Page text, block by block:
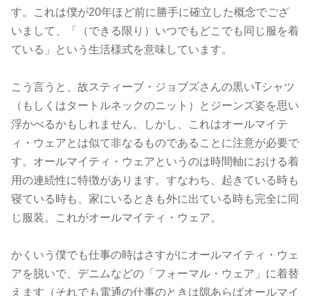
す。これは僕が20年ほど前に勝手に確立した概念でござ
いまして、「（できる限り）いつでもどこでも同じ服を着
ている」という生活様式を意味しています。
こう言うと、故スティーブ・ジョブズさんの黒いTシャツ
（もしくはタートルネックのニット）とジーンズ姿を思い
浮かべるかもしれません。しかし、これはオールマイテ
ィ・ウェアとは似て非なるものであることに注意が必要で
す。オールマイティ・ウェアというのは時間軸における着
用の連続性に特徴があります。すなわち、起きている時も
寝ている時も、家にいるときも外に出ている時も完全に同
じ服装。これがオールマイティ・ウェア。
かくいう僕でも仕事の時はさすがにオールマイティ・ウェ
アを脱いで、デニムなどの「フォーマル・ウェア」に着替
えます（それでも電通の仕事のときは隙あらばオールマイ